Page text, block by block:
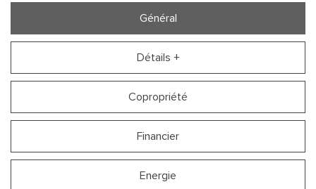
Général
Détails +
Copropriété
Financier
Energie